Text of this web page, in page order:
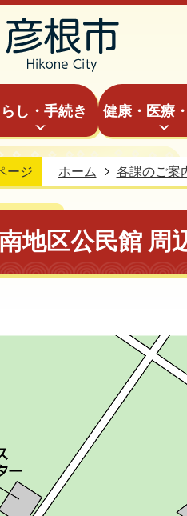
らし・手続き 健康・医療
ージ ホーム 各課のご案
地区公民館 周